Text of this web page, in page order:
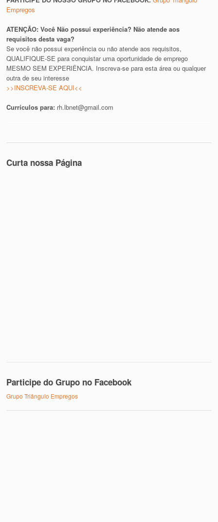
Empregos
ATENÇÃO: Você Não possui experiência? Não atende aos
requisitos desta vaga?
Se você não possui experiência ou não atende aos requisitos,
QUALIFIQUE-SE para conquistar uma oportunidade de emprego
MESMO SEM EXPERIÊNCIA. Inscreva-se para esta área ou qualquer
outra de seu interesse
>>INSCREVA-SE AQUI<<
Currículos para: rh.lbnet@gmail.com
Curta nossa Página
Participe do Grupo no Facebook
Grupo Triângulo Empregos